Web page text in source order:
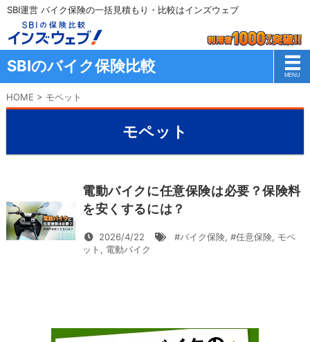
SBI運営 バイク保険の一括見積もり・比較はインズウェブ
SBIのバイク保険比較
HOME > モペット
モペット
電動バイクに任意保険は必要？保険料
を安くするには？
2026/4/22 #バイク保険, #任意保険, モペ
ット , 電動バイク